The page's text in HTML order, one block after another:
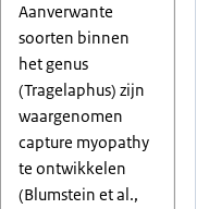
Aanverwante
soorten binnen
het genus
(Tragelaphus) zijn
waargenomen
capture myopathy
te ontwikkelen
(Blumstein et al.,